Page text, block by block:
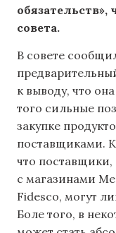
обязательств»,
совета.
В совете
к выводу, что
того сильные
закупке
поставщиками.
что поставщики,
с магазинами
Fidesco, могут
Боле того, в